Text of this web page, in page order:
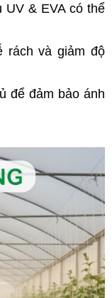
UV & EVA có thể
rách và giảm độ
để đảm bảo ánh